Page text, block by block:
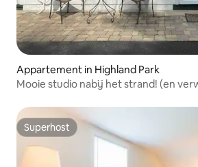
Appartement in Highland Park
Mooie studio nabij het strand! (en
Superhost
Superhost